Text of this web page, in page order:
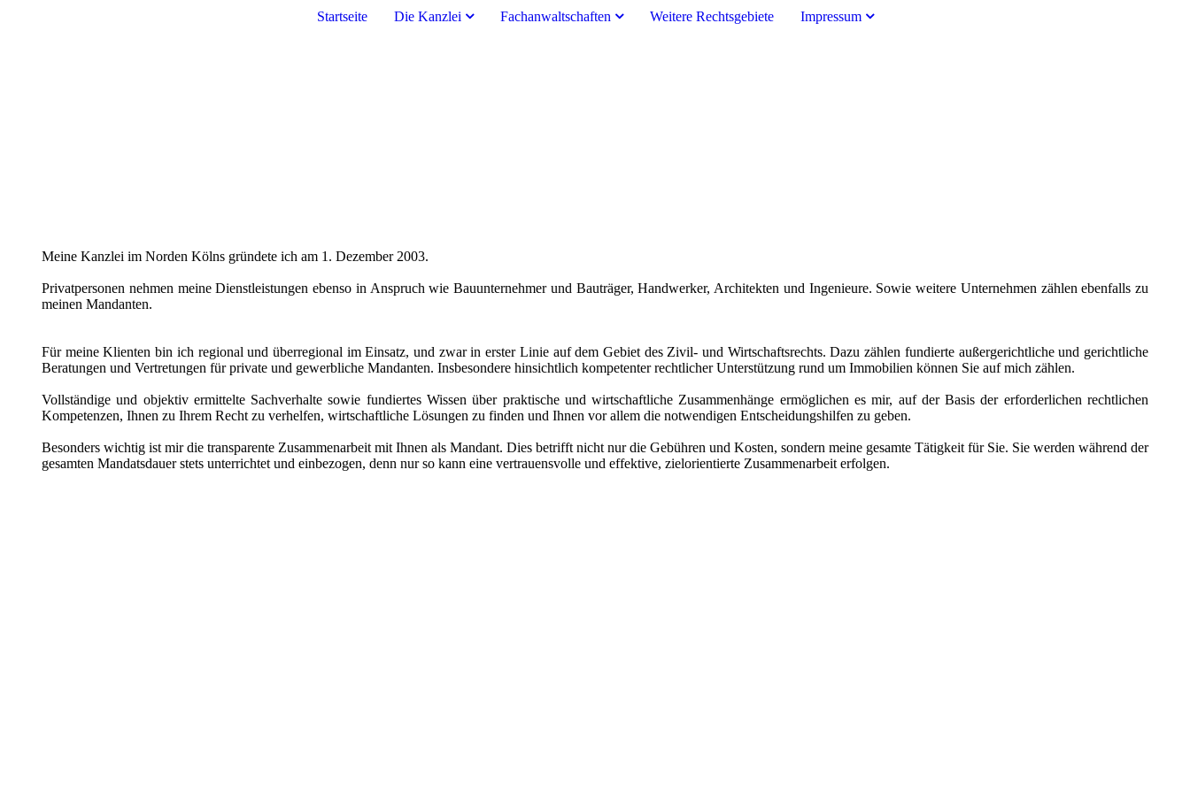
Startseite Die Kanzlei Fachanwaltschaften Weitere Rechtsgebiete Impressum
Meine Kanzlei im Norden Kölns gründete ich am 1. Dezember 2003.
Privatpersonen nehmen meine Dienstleistungen ebenso in Anspruch wie Bauunternehmer und Bauträger, Handwerker, Architekten und Ingenieure. Sowie weitere Unternehmen zählen ebenfalls zu
meinen Mandanten.
Für meine Klienten bin ich regional und überregional im Einsatz, und zwar in erster Linie auf dem Gebiet des Zivil- und Wirtschaftsrechts. Dazu zählen fundierte außergerichtliche und gerichtliche
Beratungen und Vertretungen für private und gewerbliche Mandanten. Insbesondere hinsichtlich kompetenter rechtlicher Unterstützung rund um Immobilien können Sie auf mich zählen.
Vollständige und objektiv ermittelte Sachverhalte sowie fundiertes Wissen über praktische und wirtschaftliche Zusammenhänge ermöglichen es mir, auf der Basis der erforderlichen rechtlichen
Kompetenzen, Ihnen zu Ihrem Recht zu verhelfen, wirtschaftliche Lösungen zu finden und Ihnen vor allem die notwendigen Entscheidungshilfen zu geben.
Besonders wichtig ist mir die transparente Zusammenarbeit mit Ihnen als Mandant. Dies betrifft nicht nur die Gebühren und Kosten, sondern meine gesamte Tätigkeit für Sie. Sie werden während der
gesamten Mandatsdauer stets unterrichtet und einbezogen, denn nur so kann eine vertrauensvolle und effektive, zielorientierte Zusammenarbeit erfolgen.